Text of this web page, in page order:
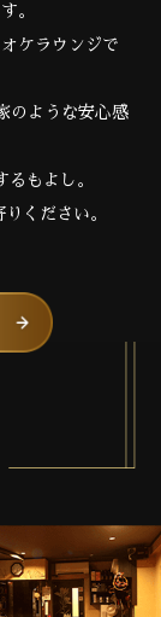
。
ケラウンジで
のような安心感
もよし。
ください。